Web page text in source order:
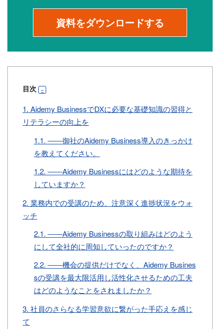
資料をダウンロードする
目次
1. Aidemy BusinessでDXに必要な基礎知識の習得と
リテラシーの向上を
1.1. ――御社のAidemy Business導入のきっかけ
を教えてください。
1.2. ――Aidemy Businessにはどのような期待を
していますか？
2. 業務内での受講のため、注意深く進捗状況をウォ
ッチ
2.1. ――Aidemy Businessの取り組みはどのよう
にして全社的に周知していったのですか？
2.2. ――機会の提供だけでなく、Aidemy Busines
sの受講を最大限活用し活性化させるための工夫
はどのようなことをされましたか？
3. 社員のさらなる学習意欲に繋がった手応えを感じ
て